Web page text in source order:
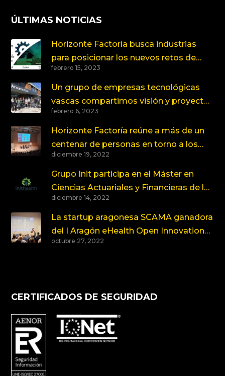
ÚLTIMAS NOTICIAS
Horizonte Factoría busca industrias
para posicionar los nuevos retos de
innovación
febrero 15, 2023
Un grupo de empresas tecnológicas
vascas compartimos visión y proyectos
en torno a la Salud y el Deporte
febrero 6, 2023
Horizonte Factoría reúne a más de un
centenar de personas en torno a los
retos de la Industria y la Emergencia
Climática
diciembre 19, 2022
Grupo Init participa en el Máster en
Ciencias Actuariales y Financieras de la
Universidad del País Vasco
diciembre 14, 2022
La startup aragonesa SCAMA ganadora
del I Aragón eHealth Open Innovation
Summit
octubre 27, 2022
CERTIFICADOS DE SEGURIDAD